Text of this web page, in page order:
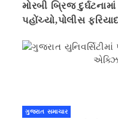
મોરબી બ્રિજ
પહોંચ્યો,પોલીસ
ગુજરાત સમાચાર